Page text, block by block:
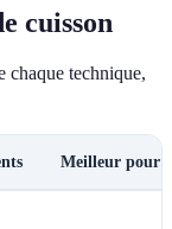
cuisson
chaque technique,
Meilleur pour